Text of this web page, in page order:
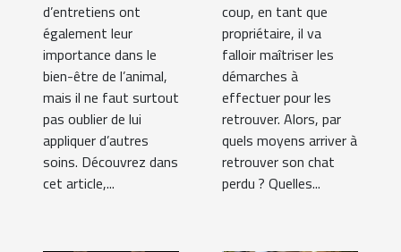
d’entretiens ont
également leur
importance dans le
bien-être de l’animal,
mais il ne faut surtout
pas oublier de lui
appliquer d’autres
soins. Découvrez dans
cet article,...
coup, en tant que
propriétaire, il va
falloir maîtriser les
démarches à
effectuer pour les
retrouver. Alors, par
quels moyens arriver à
retrouver son chat
perdu ? Quelles...